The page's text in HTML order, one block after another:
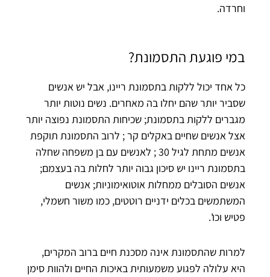
וחרדה.
במי פוגעת התסמונת?
כל אחד יכול ללקות בתסמונת ריינו, אבל יש אנשים
שסביר יותר שהם יחלו בה מאחרים. נשים נוטות יותר
מגברים ללקות בתסמונת; שכיחות התסמונת נפוצה יותר
אצל אנשים שחיים באקלים קר ; לרוב התסמונת תוקפת
אנשים מתחת לגיל 30 ; לאנשים עם בן משפחה שחלה
בתסמונת ריינו יש סיכון גבוה יותר לחלות בה בעצמם;
אנשים הסובלים ממחלות אוטואימוניות; אנשים
המשתמשים בכלים ידניים רוטטים, כמו משור חשמלי,
פטיש וכו'.
למרות שהתסמונת אינה מסכנת חיים ברוב המקרים,
היא עלולה לפגוע משמעותית באיכות החיים ולהוות סימן